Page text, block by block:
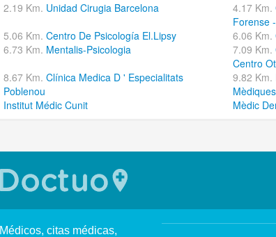
2.19 Km. Unidad Cirugia Barcelona 4.17 Km.
Forense
5.06 Km. Centro De Psicología El.Lipsy 6.06 Km.
6.73 Km. Mentalis-Psicologia 7.09 Km.
Centro
8.67 Km. Clínica Medica D ' Especialitats
Poblenou
9.82 Km.
Institut Médic Cunit
Mèdic
Médicos, citas médicas,